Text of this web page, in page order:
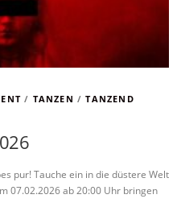
/ TANZEN /TANZEND
pur! Tauche ein in die düstere Welt
07.02.2026 ab 20:00 Uhr bringen